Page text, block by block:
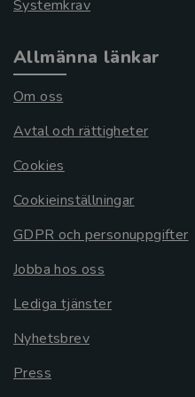
Systemkrav
Allmänna länkar
Om oss
Avtal och rättigheter
Cookies
Cookieinställningar
GDPR och personuppgifter
Jobba hos oss
Lediga tjänster
Nyhetsbrev
Press